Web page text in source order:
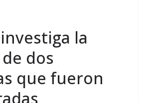
la
dos
que fueron